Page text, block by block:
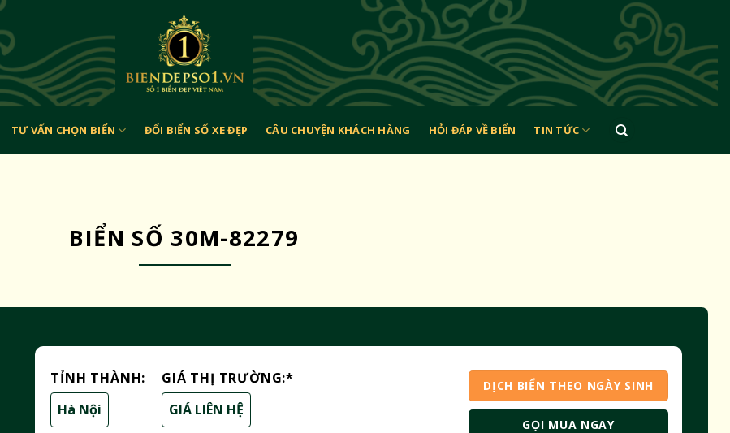
TƯ VẤN CHỌN BIỂN ĐỔI BIỂN SỐ XE ĐẸP CÂU CHUYỆN KHÁCH HÀNG HỎI ĐÁP VỀ BIỂN TIN TỨC
BIỂN SỐ 30M-82279
TỈNH THÀNH:
Hà Nội
GIÁ THỊ TRƯỜNG:*
GIÁ LIÊN HỆ
DỊCH BIỂN THEO NGÀY SINH
GỌI MUA NGAY